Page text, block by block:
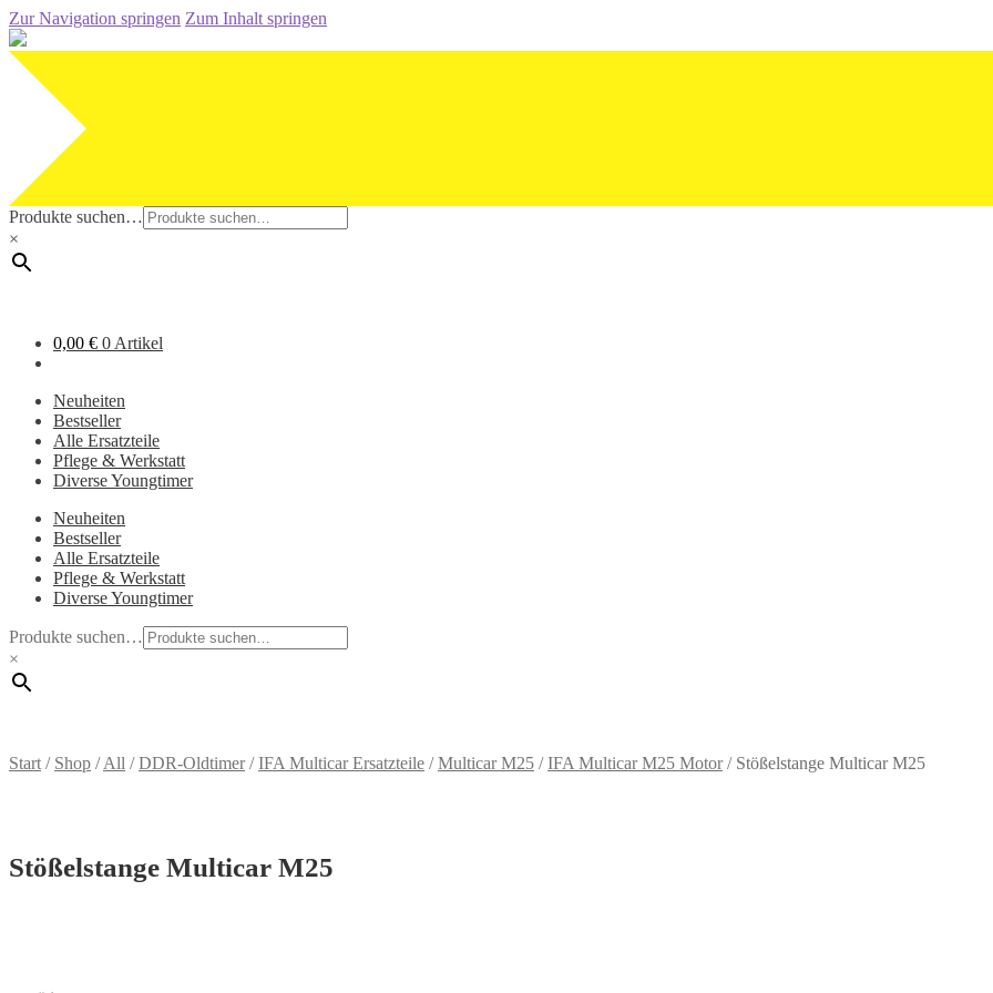
Zur Navigation springen Zum Inhalt springen
Produkte suchen…
×
0,00 € 0 Artikel
Neuheiten
Bestseller
Alle Ersatzteile
Pflege & Werkstatt
Diverse Youngtimer
Neuheiten
Bestseller
Alle Ersatzteile
Pflege & Werkstatt
Diverse Youngtimer
Produkte suchen…
×
Start / Shop /All /DDR-Oldtimer/IFA Multicar Ersatzteile /Multicar M25 /IFA Multicar M25 Motor/ Stößelstange Multicar M25
Stößelstange Multicar M25